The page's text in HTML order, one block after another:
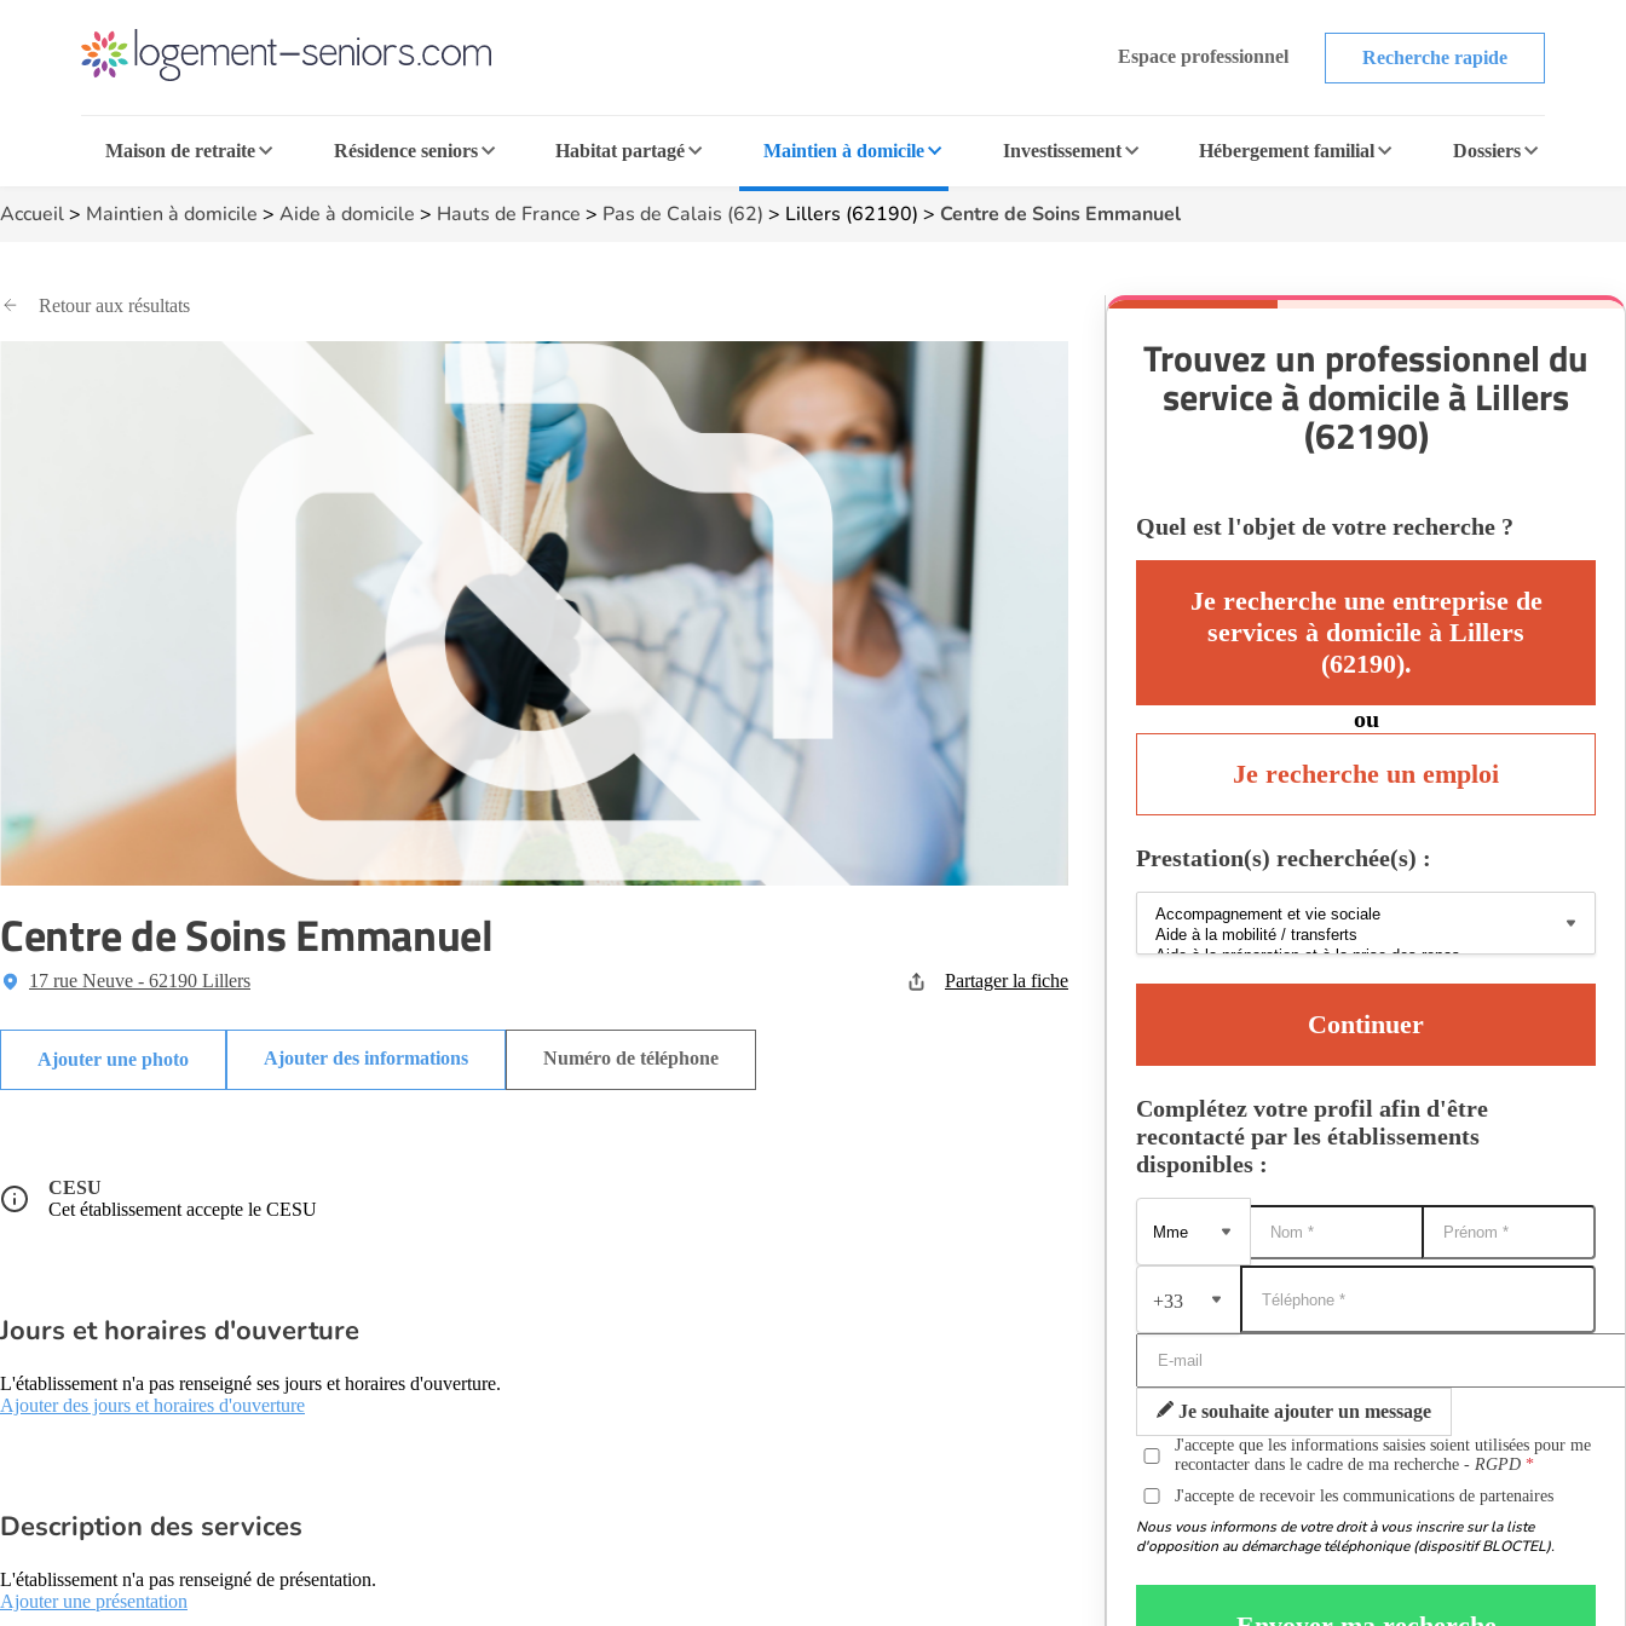
Espace professionnel Recherche rapide
Maison de retraite Résidence seniors Habitat partagé Maintien à domicile Investissement Hébergement familial Dossiers
Accueil> Maintien à domicile > Aide à domicile > Hauts de France > Pas de Calais (62) > Lillers (62190) > Centre de Soins Emmanuel
Retour aux résultats
Centre de Soins Emmanuel
17 rue Neuve - 62190 Lillers Partager la fiche
Ajouter des informations Numéro de téléphone
CESU
Cet établissement accepte le CESU
Jours et horaires d'ouverture
L'établissement n'a pas renseigné ses jours et horaires d'ouverture.
Ajouter des jours et horaires d'ouverture
Description des services
L'établissement n'a pas renseigné de présentation.
Ajouter une présentation
Trouvez un professionnel du
service à domicile à Lillers
(62190)
Quel est l'objet de votre recherche ?
Je recherche une entreprise de
services à domicile à Lillers
(62190).
ou
Je recherche un emploi
Prestation(s) recherchée(s) :
Continuer
Complétez votre profil afin d'être
recontacté par les établissements
disponibles :
+33
Je souhaite ajouter un message
J'accepte que les informations saisies soient utilisées pour me
recontacter dans le cadre de ma recherche -RGPD
J'accepte de recevoir les communications de partenaires
Nous vous informons de votre droit à vous inscrire sur la liste
d'opposition au démarchage téléphonique (dispositif BLOCTEL).